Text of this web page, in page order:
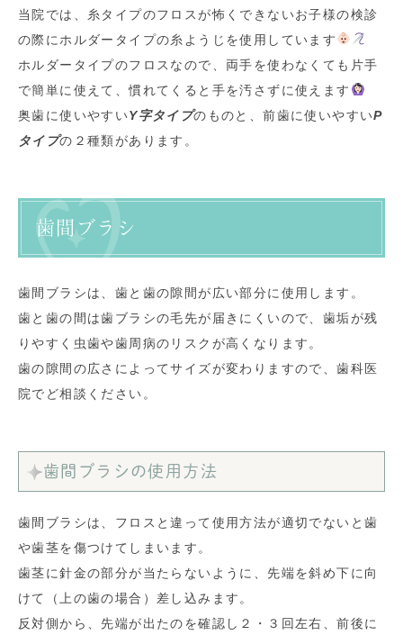
当院では、糸タイプのフロスが怖くできないお子様の検診
の際にホルダータイプの糸ようじを使用しています
ホルダータイプのフロスなので、両手を使わなくても片手
で簡単に使えて、慣れてくると手を汚さずに使えます
奥歯に使いやすいY字タイプのものと、前歯に使いやすいP
タイプの２種類があります。
歯間ブラシ
歯間ブラシは、歯と歯の隙間が広い部分に使用します。
歯と歯の間は歯ブラシの毛先が届きにくいので、歯垢が残
りやすく虫歯や歯周病のリスクが高くなります。
歯の隙間の広さによってサイズが変わりますので、歯科医
院でど相談ください。
歯間ブラシの使用方法
歯間ブラシは、フロスと違って使用方法が適切でないと歯
や歯茎を傷つけてしまいます。
歯茎に針金の部分が当たらないように、先端を斜め下に向
けて（上の歯の場合）差し込みます。
反対側から、先端が出たのを確認し２・３回左右、前後に